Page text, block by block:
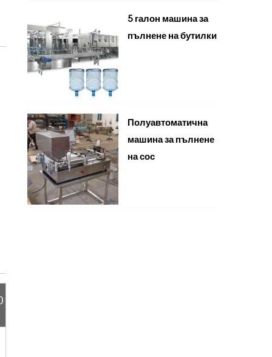
5 галон машина за
пълнене на бутилки
Полуавтоматична
машина за пълнене
на сос